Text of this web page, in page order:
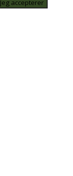
Jeg accepterer